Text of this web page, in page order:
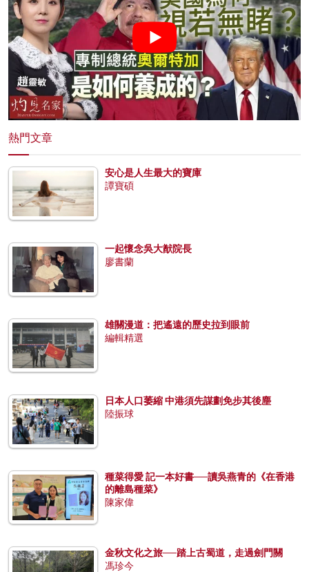
熱門文章
安心是人生最大的寶庫
譚寶碩
一起懷念吳大猷院長
廖書蘭
雄關漫道：把遙遠的歷史拉到眼前
編輯精選
日本人口萎縮 中港須先謀劃免步其後塵
陸振球
種菜得愛 記一本好書──讀吳燕青的《在香港
的離島種菜》
陳家偉
金秋文化之旅──踏上古蜀道，走過劍門關
馮珍今